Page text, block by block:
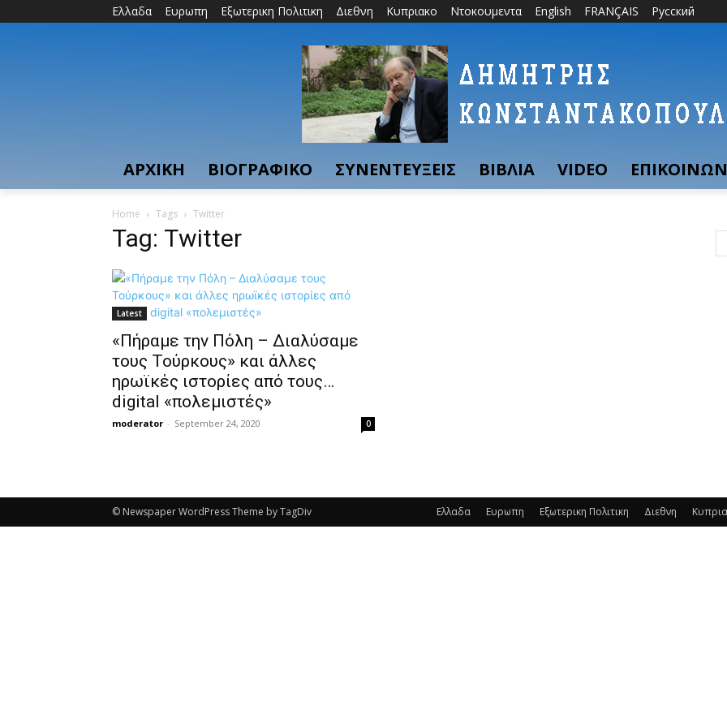
Ελλαδα Ευρωπη Εξωτερικη Πολιτικη Διεθνη Κυπριακο Ντοκουμεντα English FRANÇAIS Русский
ΑΡΧΙΚΗ ΒΙΟΓΡΑΦΙΚΟ ΣΥΝΕΝΤΕΥΞΕΙΣ ΒΙΒΛΙΑ VIDEO
Home Tags Τwitter
Tag: Τwitter
Latest
«Πήραμε την Πόλη – Διαλύσαμε
τους Τούρκους» και άλλες
ηρωϊκές ιστορίες από τους…
digital «πολεμιστές»
moderator - September 24, 2020 0
Ελλαδα Ευρωπη Εξωτερικη Πολιτικη Διεθνη
© Newspaper WordPress Theme by TagDiv